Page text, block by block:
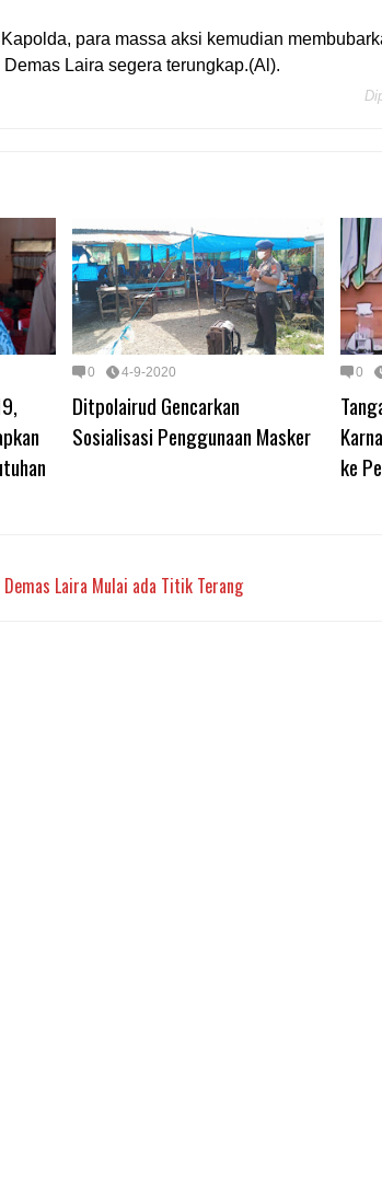
para massa aksi kemudian
Laira segera terungkap.(Al).
0 4-9-2020
Ditpolairud Gencarkan
Sosialisasi Penggunaan Masker
0
ke
Demas Laira Mulai ada Titik Terang